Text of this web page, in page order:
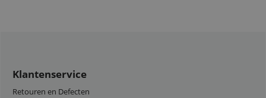
Klantenservice
Retouren en Defecten